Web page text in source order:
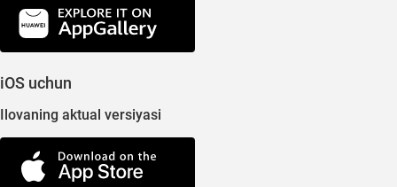
iOS uchun
Ilovaning aktual versiyasi